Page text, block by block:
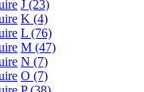
J (23)
K (4)
L (76)
M (47)
N (7)
O (7)